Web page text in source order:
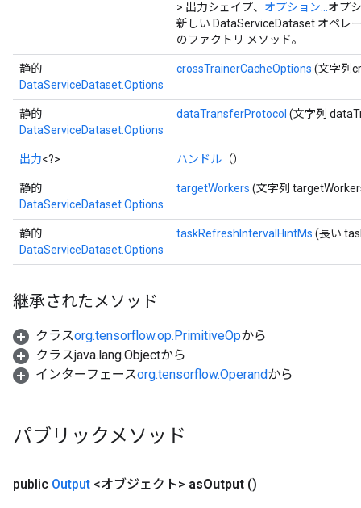
> 出力シェイプ、 オプション... オプ
新しい DataServiceDataset オペレ
のファクトリ メソッド。
静的
DataServiceDataset.Options
crossTrainerCacheOptions (文字列
静的
DataServiceDataset.Options
dataTransferProtocol (文字列
出力<?> ハンドル （）
静的
DataServiceDataset.Options
targetWorkers (文字列
静的
DataServiceDataset.Options
taskRefreshIntervalHintMs (長い
継承されたメソッド
クラスorg.tensorflow.op.PrimitiveOpから
クラスjava.lang.Objectから
インターフェースorg.tensorflow.Operandから
パブリックメソッド
public Output <オブジェクト> asOutput ()